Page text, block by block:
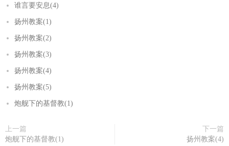
谁言要安息(4)
扬州教案(1)
扬州教案(2)
扬州教案(3)
扬州教案(4)
扬州教案(5)
炮舰下的基督教(1)
上一篇
炮舰下的基督教(1)
下一篇
扬州教案(4)